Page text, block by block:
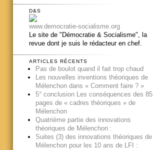
D&S
www.democratie-socialisme.org
Le site de "Démocratie & Socialisme", la
revue dont je suis le rédacteur en chef.
ARTICLES RÉCENTS
Pas de boulot quand il fait trop chaud
Les nouvelles inventions théoriques de
Mélenchon dans « Comment faire ? »
5° conclusion Les conséquences des 85
pages de « cadres théoriques » de
Mélenchon
Quatrième partie des innovations
théoriques de Mélenchon :
Suites (3) des innovations théoriques de
Mélenchon pour les 10 ans de LFI :